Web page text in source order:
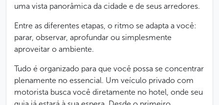
uma vista panorâmica da cidade e de seus arredores.
Entre as diferentes etapas, o ritmo se adapta a você:
parar, observar, aprofundar ou simplesmente
aproveitar o ambiente.
Tudo é organizado para que você possa se concentrar
plenamente no essencial. Um veículo privado com
motorista busca você diretamente no hotel, onde seu